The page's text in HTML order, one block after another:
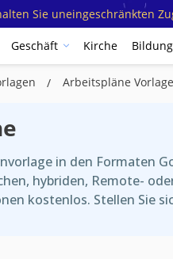
Sie uneingeschränkten
Geschäft Kirche Bildung
Arbeitspläne
in den Formaten
hybriden, Remote-
kostenlos. Stellen Sie